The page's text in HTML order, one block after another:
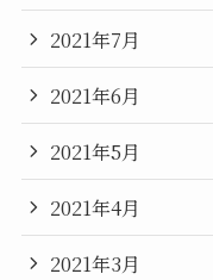
2021年7月
2021年6月
2021年5月
2021年4月
2021年3月